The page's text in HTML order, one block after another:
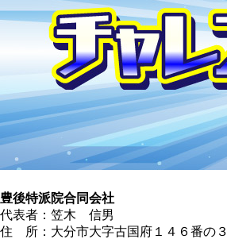
豊後特派院合同会社
代表者：笠木 信男
住 所：大分市大字古国府１４６番の３